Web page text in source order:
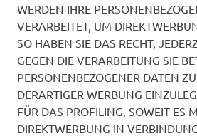
WERDEN IHRE
VERARBEITET, UM
SO HABEN SIE DAS RECHT,
GEGEN DIE VERARBEITUNG SIE
PERSONENBEZOGENER DATEN
DERARTIGER WERBUNG
FÜR DAS PROFILING, SOWEIT ES
DIREKTWERBUNG IN